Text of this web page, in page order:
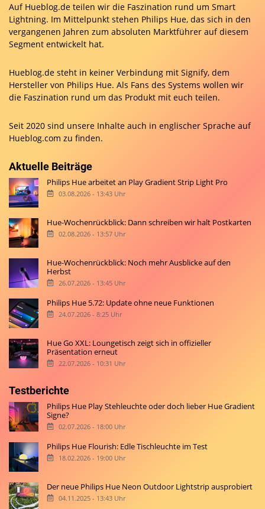
Auf Hueblog.de teilen wir die Faszination rund um Smart
Lightning. Im Mittelpunkt stehen Philips Hue, das sich in den
vergangenen Jahren zum absoluten Marktführer auf diesem
Segment entwickelt hat.
Hueblog.de steht in keiner Verbindung mit Signify, dem
Hersteller von Philips Hue. Als Fans des Systems wollen wir
die Faszination rund um das Produkt mit euch teilen.
Seit 2020 sind unsere Inhalte auch in englischer Sprache auf
Hueblog.com zu finden.
Aktuelle Beiträge
Philips Hue arbeitet an Play Gradient Strip Light Pro
03.08.2026 - 13:43 Uhr
Hue-Wochenrückblick: Dann schreiben wir halt Postkarten
02.08.2026 - 13:57 Uhr
Hue-Wochenrückblick: Noch mehr Ausblicke auf den
Herbst
26.07.2026 - 13:45 Uhr
Philips Hue 5.72: Update ohne neue Funktionen
24.07.2026 - 8:25 Uhr
Hue Go XXL: Loungetisch zeigt sich in offizieller
Präsentation erneut
22.07.2026 - 10:31 Uhr
Testberichte
Philips Hue Play Stehleuchte oder doch lieber Hue Gradient
Signe?
02.07.2026 - 18:00 Uhr
Philips Hue Flourish: Edle Tischleuchte im Test
18.02.2026 - 19:00 Uhr
Der neue Philips Hue Neon Outdoor Lightstrip ausprobiert
04.11.2025 - 13:43 Uhr